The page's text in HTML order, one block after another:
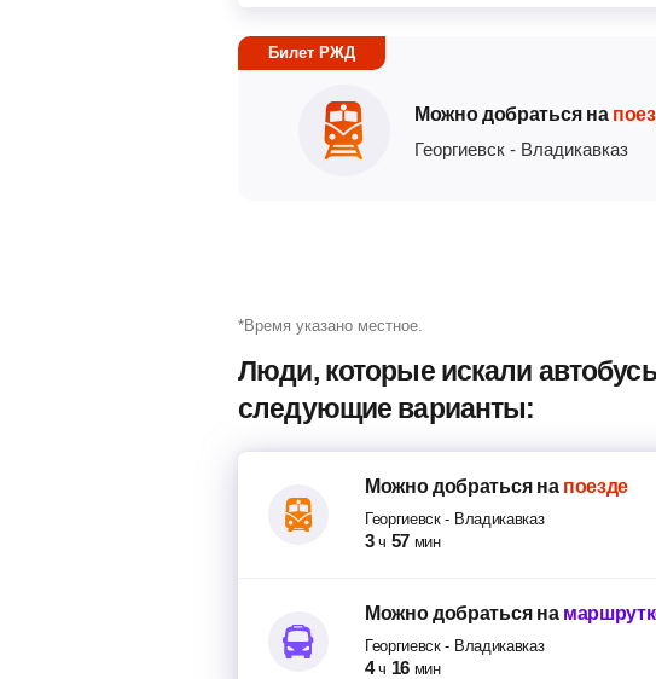
Билет РЖД
Можно добраться на
Георгиевск - Владикавказ
*Время указано местное.
Люди, которые искали
следующие варианты:
Можно добратьсяна поезде
Георгиевск- Владикавказ
3 ч 57 мин
Можно добратьсяна
Георгиевск- Владикавказ
4 ч 16 мин